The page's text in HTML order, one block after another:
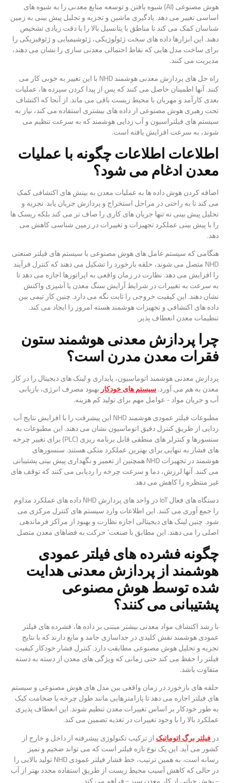
هوش مصنوعی (AI) شیوه یافتن و توسعه منابع معدنی را به شیوه های
اساسی تغییر می دهد. یادگیری ماشین و تجزیه و تحلیل پیش بینی به زمین
شناسان کمک می کند تا مناطق با پتانسیل بالا را با دقت زیادی تشخیص
دهند. این ابزارها داده های سخت ژئولوژیکی، ژئوشیمیایی و ژئوفیزیکی را
برای ساخت مدل هایی که نقاط احتمالی معدنی سازی را نشان می دهند،
مدیریت می کنند.
راه حل های پردازش معدنی هوشمند NHD با این تغییر به خوبی کار می
کنند. آنها اطمینان حاصل می کنند که پس از پیدا کردن سپرده ها، عملیات
بعدی کارآمد و مهربان با محیط زیست باقی می ماند. از آنجا که اکتشاف
تحت رهبری هوش مصنوعی از داده های بیشتری استفاده می کند، نیاز به
سیستم های فیلتراسیون و آب زدایی هوشمند که به سرعت تنظیم می
شوند، به سرعت افزایش یافته است.
اطلاعات اطلاعات چگونه با عملیات
معدن ادغام می شود؟
اضافه کردن هوش داده ها به عملیات معدن به بینش های اکتشافی کمک
می کند تا به راحتی در مراحل استخراج و پردازش جریان یابد. تجزیه و
تحلیل پیش بینی نه تنها جریان های کاری را صاف تر می کند بلکه ریسک ها
را با پیش بینی عملکرد تجهیزات و تغییرات در زمین شناسی کاهش می
دهد.
هنگامی که سیستم عامل های هوش مصنوعی با سیستم های فیلتر صنعتی
NHD متصل می شوند، حلقه بازخورد را تشکیل می دهند که کنترل فرآیند
را افزایش می دهد. نظارت در زمان واقعی به اپراتورها اجازه می دهد تا
به سرعت به تغییرات در شرایط آرایش سنگ معدن یا آشپزی واکنش
نشان دهند. این کیفیت خروجی را ثابت نگه می دارد. چنین کار تیمی بین
داده های اکتشافی و تجهیزات هوشمند هسته امروز را ایجاد می کند.
تنظیمات معدن انعطاف پذیر.
چرا پردازش معدنی هوشمند ستون
فقرات معدن مدرن است؟
پردازش معدنی هوشمند اتوماسیون، پایداری و لینک های دیجیتال را در کار
معدن به هم می آورد.سیستم های خودکار بهبود مصرف انرژی، بازیابی
آب و جریان مواد - عوامل مهم برای تولید کم هزینه.
مطبوعات فیلتر عمودی هوشمند NHD این پیشرفت را با افزایش نتایج آب
زدایی از طریق کنترل دقیق اتوماسیون نشان می دهند. این مطبوعات به
سنسورها و کنترلر های منطقی قابل برنامه ریزی (PLC) برای تغییر چرخه
های فشار به تنهایی برای بهترین عملکرد متکی هستند. سنسورهای
هوشمند در تجهیزات NHD همچنین از تعمیر و نگهداری پیش بینی پشتیبانی
می کنند. آنها لرزش، دما و سرعت چرخه را ردیابی می کنند که توقف های
غیر منتظره را کاهش می دهد.
دستگاه های فعال IoT در واحد های پردازش NHD داده های عملکرد مداوم
را جمع آوری می کنند. این اطلاعات وارد سیستم های کنترل مرکزی می
شود. چنین لینک های دیجیتالی اجازه نظارت و بهبود از مراکز فرماندهی
اصلی را می دهند. این مطابق با صنعت’ حرکت به فضاهای معدن متصل
چگونه فشرده های فیلتر عمودی
هوشمند از پردازش معدنی هدایت
شده توسط هوش مصنوعی
پشتیبانی می کنند؟
با رشد اکتشاف مواد معدنی بیشتر مبتنی بر داده ها، فشرده های فیلتر
عمودی هوشمند نقش کلیدی در جداسازی جامد و مایع دارند که با نتایج
تجزیه و تحلیل هوش مصنوعی مطابقت دارد. کنترل فشار خودکار کیفیت
فیلتر را حفظ می کند حتی زمانی که ویژگی های معدن از دسته به دسته
متفاوت باشد.
حلقه های بازخورد در زمان واقعی بین مدل های هوش مصنوعی و سیستم
های فیلتر اجازه می دهد تا پارامترهایی مانند طول چرخه یا ضخامت کیک
به طور خودکار بر اساس تغییرات معدن تنظیم شوند. این انعطاف پذیری
عملکرد بالا را با وجود تغییرات در تغذیه تضمین می کند.
در فیلتر برگ اتوماتیک از ترکیب تکنولوژی پیشرفته از داخل و خارج از
کشور می آید. این یک نوع تازه فیلتر است که می تواند ضخیم و تمیز
رسانه است. به همین ترتیب، خط فشار فیلتر عمودی NHD تولید بالایی را
در حالی که کاهش آسیب محیط زیست از طریق استفاده مجدد بهتر از آب
- بخش حیاتی از کار معدن سبز - فراهم می کند.